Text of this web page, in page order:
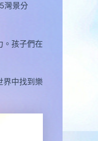
灣景分
。孩子們在
界中找到樂